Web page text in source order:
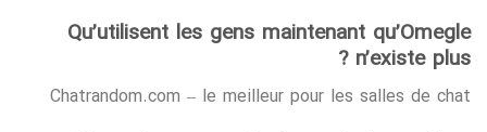
Qu’utilisent les gens maintenant qu’Omegle
n’existe plus ?
Chatrandom.com – le meilleur pour les salles de chat